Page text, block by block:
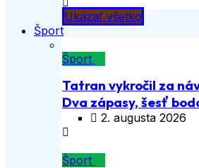
Ukázať všetko
Šport
Šport
Tatran vykročil za
Dva zápasy, šesť
2. augusta 2026
Šport